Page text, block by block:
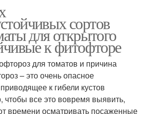
сортов
для открытого
к фитофторе
для томатов и причина
– это очень опасное
к гибели кустов
чтобы все это вовремя выявить,
времени осматривать посаженные